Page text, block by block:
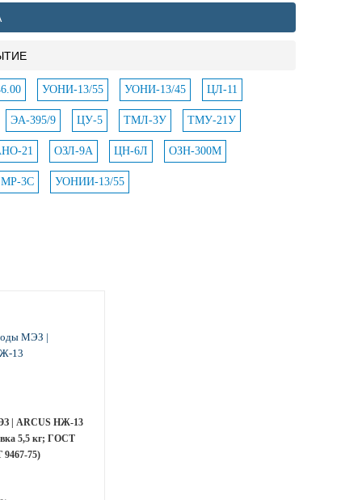
УОНИ-13/55 УОНИ-13/45 ЦЛ-11
ЭА-395/9 ЦУ-5 ТМЛ-3У ТМУ-21У
21 ОЗЛ-9А ЦН-6Л ОЗН-300М
МР-3С УОНИИ-13/55
| ARCUS НЖ-13
5,5 кг; ГОСТ
75)